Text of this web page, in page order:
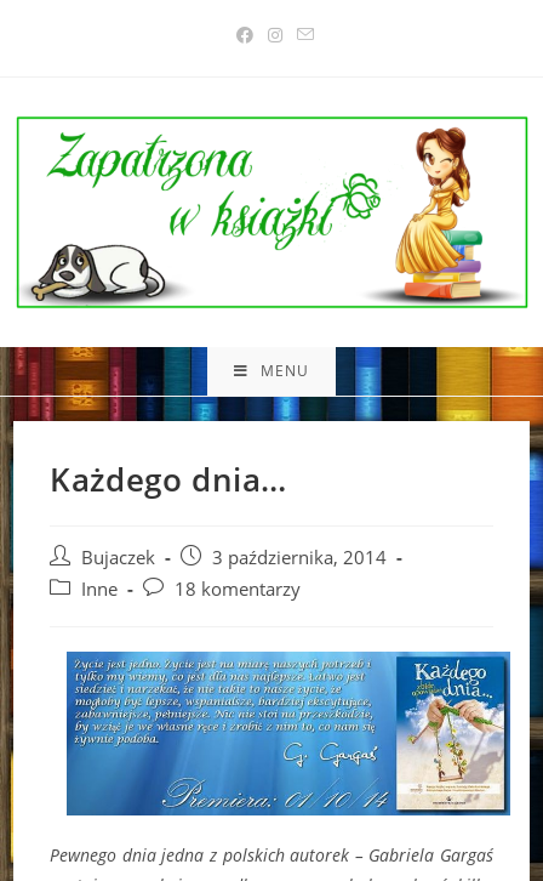
MENU
Każdego dnia…
Post
author:
Bujaczek
Post
published:
3 października, 2014
PostInne
Post18 komentarzy
Pewnego dnia jedna z polskich autorek – Gabriela Gargaś